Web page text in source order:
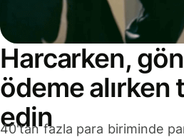
Harcarken,
ödeme alırken
edin
40'tan fazla para biriminde